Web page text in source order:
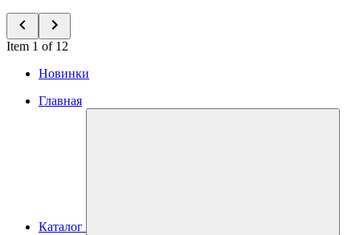
Item 1 of 12
Новинки
Главная
Каталог